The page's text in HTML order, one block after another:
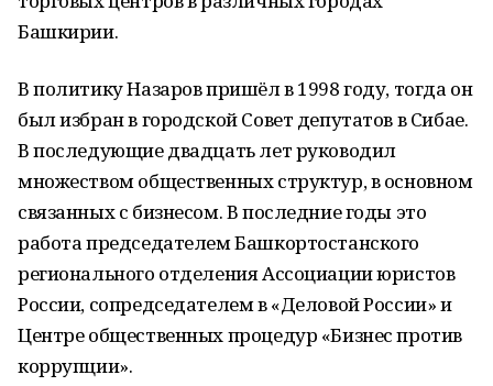
Башкирии.
В политику Назаров пришёл в 1998 году, тогда он
был избран в городской Совет депутатов в Сибае.
В последующие двадцать лет руководил
множеством общественных структур, в основном
связанных с бизнесом. В последние годы это
работа председателем Башкортостанского
регионального отделения Ассоциации юристов
России, сопредседателем в «Деловой России» и
Центре общественных процедур «Бизнес против
коррупции».